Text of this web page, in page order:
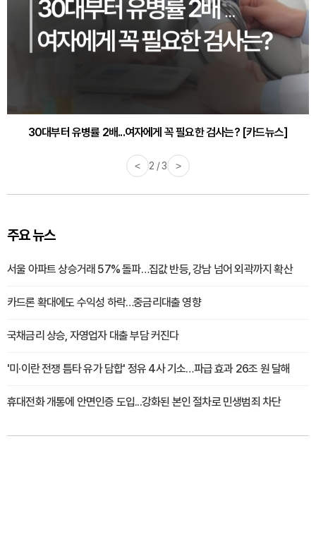
30대부터 유병률 2배...여자에게 꼭 필요한 검사는? [카드뉴스]
감기·독감 예방하고 면역력 높이는 4가지 영양제 [카드뉴스]
< 3 / 3 >
주요 뉴스
서울 아파트 상승거래 57% 돌파…집값 반등, 강남 넘어 외곽까지 확산
카드론 확대에도 수익성 하락…중금리대출 영향
국채금리 상승, 자영업자 대출 부담 커진다
'미·이란 전쟁 틈타 유가 담합' 정유 4사 기소…파급 효과 26조 원 달해
휴대전화 개통에 안면인증 도입...강화된 본인 절차로 민생범죄 차단